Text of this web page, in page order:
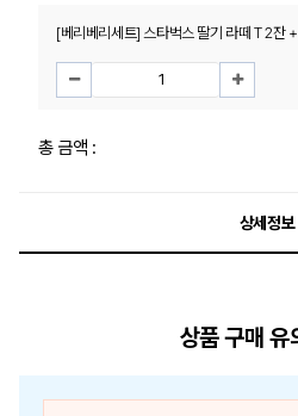
[베리베리세트] 스타벅스 딸기 라떼 T 2잔
총 금액 :
상세정보
상품 구매 유